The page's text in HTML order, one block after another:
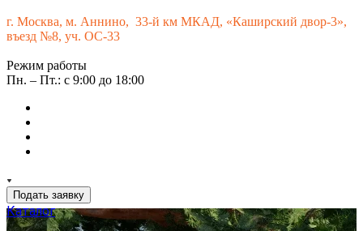
г. Москва, м. Аннино, 33-й км МКАД, «Каширский двор-3»,
въезд №8, уч. ОС-33
Режим работы
Пн. – Пт.: с 9:00 до 18:00
Подать заявку
Каталог